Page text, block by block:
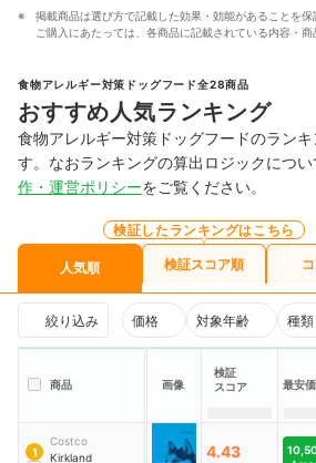
掲載商品は選び方で記載した効果・効能があることを保
ご購入にあたっては、各商品に記載されている内容・商
食物アレルギー対策ドッグフード全28商品
おすすめ人気ランキング
食物アレルギー対策ドッグフードのラン
す。なおランキングの算出ロジックについ
作・運営ポリシーをご覧ください。
人気順
検証したランキングはこちら
検証スコア順
絞り込み 価格 対象年齢 種類
商品 画像
検証
スコア
最安
1
Costco
Kirkland
4.43